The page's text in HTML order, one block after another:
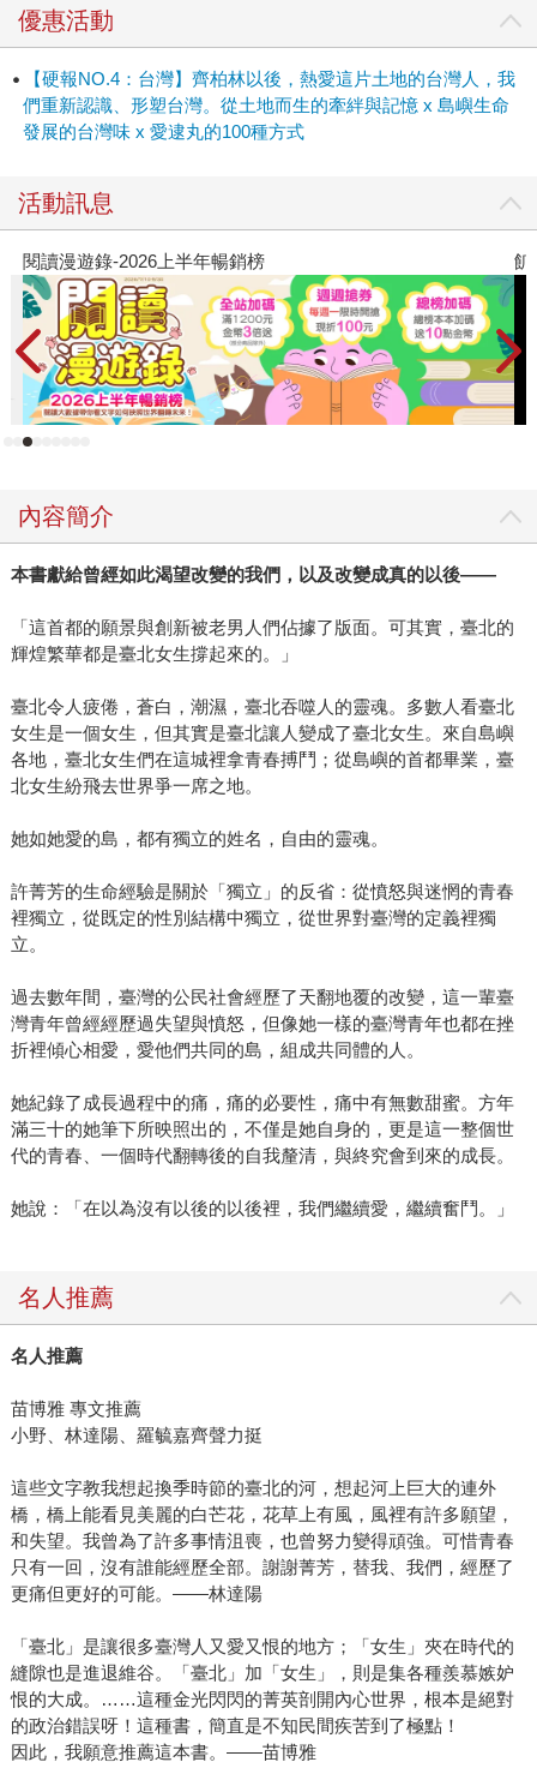
優惠活動
【硬報NO.4：台灣】齊柏林以後，熱愛這片土地的台灣人，我
們重新認識、形塑台灣。從土地而生的牽絆與記憶 x 島嶼生命
發展的台灣味 x 愛逮丸的100種方式
活動訊息
閱讀漫遊錄-2026上半年暢銷榜 飢
內容簡介
本書獻給曾經如此渴望改變的我們，以及改變成真的以後——
「這首都的願景與創新被老男人們佔據了版面。可其實，臺北的
輝煌繁華都是臺北女生撐起來的。」
臺北令人疲倦，蒼白，潮濕，臺北吞噬人的靈魂。多數人看臺北
女生是一個女生，但其實是臺北讓人變成了臺北女生。來自島嶼
各地，臺北女生們在這城裡拿青春搏鬥；從島嶼的首都畢業，臺
北女生紛飛去世界爭一席之地。
她如她愛的島，都有獨立的姓名，自由的靈魂。
許菁芳的生命經驗是關於「獨立」的反省：從憤怒與迷惘的青春
裡獨立，從既定的性別結構中獨立，從世界對臺灣的定義裡獨
立。
過去數年間，臺灣的公民社會經歷了天翻地覆的改變，這一輩臺
灣青年曾經經歷過失望與憤怒，但像她一樣的臺灣青年也都在挫
折裡傾心相愛，愛他們共同的島，組成共同體的人。
她紀錄了成長過程中的痛，痛的必要性，痛中有無數甜蜜。方年
滿三十的她筆下所映照出的，不僅是她自身的，更是這一整個世
代的青春、一個時代翻轉後的自我釐清，與終究會到來的成長。
她說：「在以為沒有以後的以後裡，我們繼續愛，繼續奮鬥。」
名人推薦
名人推薦
苗博雅 專文推薦
小野、林達陽、羅毓嘉齊聲力挺
這些文字教我想起換季時節的臺北的河，想起河上巨大的連外
橋，橋上能看見美麗的白芒花，花草上有風，風裡有許多願望，
和失望。我曾為了許多事情沮喪，也曾努力變得頑強。可惜青春
只有一回，沒有誰能經歷全部。謝謝菁芳，替我、我們，經歷了
更痛但更好的可能。——林達陽
「臺北」是讓很多臺灣人又愛又恨的地方；「女生」夾在時代的
縫隙也是進退維谷。「臺北」加「女生」，則是集各種羨慕嫉妒
恨的大成。……這種金光閃閃的菁英剖開內心世界，根本是絕對
的政治錯誤呀！這種書，簡直是不知民間疾苦到了極點！
因此，我願意推薦這本書。——苗博雅